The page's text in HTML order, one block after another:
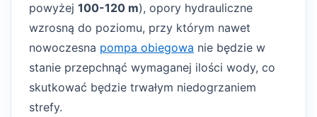
powyżej 100-120 m), opory hydrauliczne
wzrosną do poziomu, przy którym nawet
nowoczesna pompa obiegowa nie będzie w
stanie przepchnąć wymaganej ilości wody, co
skutkować będzie trwałym niedogrzaniem
strefy.